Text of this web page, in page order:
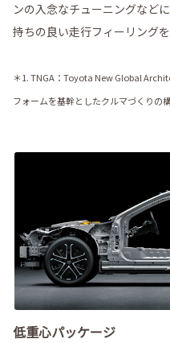
ンの入念なチューニングなど
持ちの良い走行フィーリングを
＊1. TNGA：Toyota New Global
フォームを基幹としたクルマづくりの
低重心パッケージ